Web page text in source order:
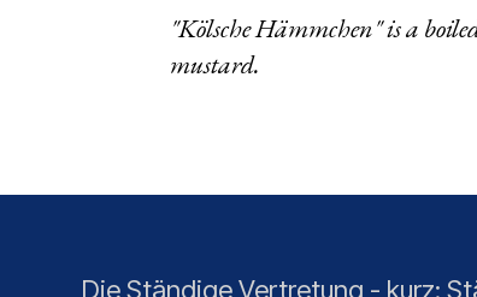
"Kölsche Hämmchen" is a
mustard.
Die Ständige Vertretung - kurz: